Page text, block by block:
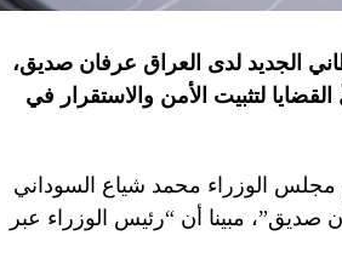
الجديد لدى العراق عرفان صديق،
لتثبيت الأمن والاستقرار في
الوزراء محمد شياع السوداني
صديق”، مبينا أن “رئيس الوزراء عبر